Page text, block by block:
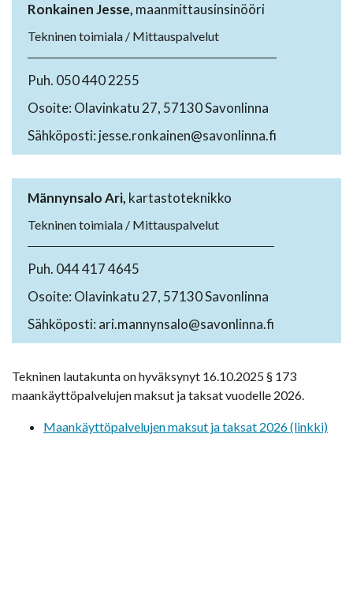
Ronkainen Jesse, maanmittausinsinööri
Tekninen toimiala / Mittauspalvelut
Puh. 050 440 2255
Osoite: Olavinkatu 27, 57130 Savonlinna
Sähköposti: jesse.ronkainen@savonlinna.fi
Männynsalo Ari, kartastoteknikko
Tekninen toimiala / Mittauspalvelut
Puh. 044 417 4645
Osoite: Olavinkatu 27, 57130 Savonlinna
Sähköposti: ari.mannynsalo@savonlinna.fi
Tekninen lautakunta on hyväksynyt 16.10.2025 § 173
maankäyttöpalvelujen maksut ja taksat vuodelle 2026.
Maankäyttöpalvelujen maksut ja taksat 2026 (linkki)